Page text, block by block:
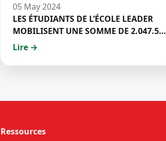
05 May 2024
LES ÉTUDIANTS DE L’ÉCOLE LEADER
MOBILISENT UNE SOMME DE 2.047.500
FCFA POUR LE FONDS ZÉRO
REPRESENTANT DES ETUDIANTS DE
Lire →
Ressources